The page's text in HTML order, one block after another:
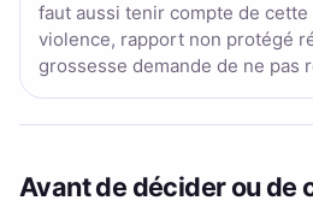
faut aussi tenir compte de
violence, rapport non protégé
grossesse demande de ne pas
Avant de décider ou de